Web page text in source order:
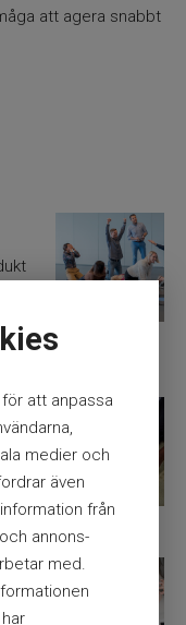
att anpassa
medier och
även
från
annons-
med.
att agera snabbt
om